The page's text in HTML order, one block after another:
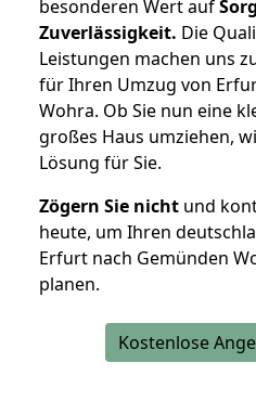
besonderen Wert auf
Zuverlässigkeit. Die
Leistungen machen uns
für Ihren Umzug von
Wohra. Ob Sie nun eine
großes Haus umziehen,
Lösung für Sie.
Zögern Sie nicht und
heute, um Ihren
Erfurt nach Gemünden
planen.
Kostenlose